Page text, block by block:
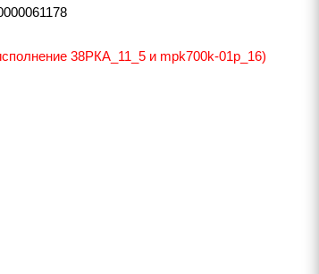
38РКА_11_5 и mpk700k-01p_16)